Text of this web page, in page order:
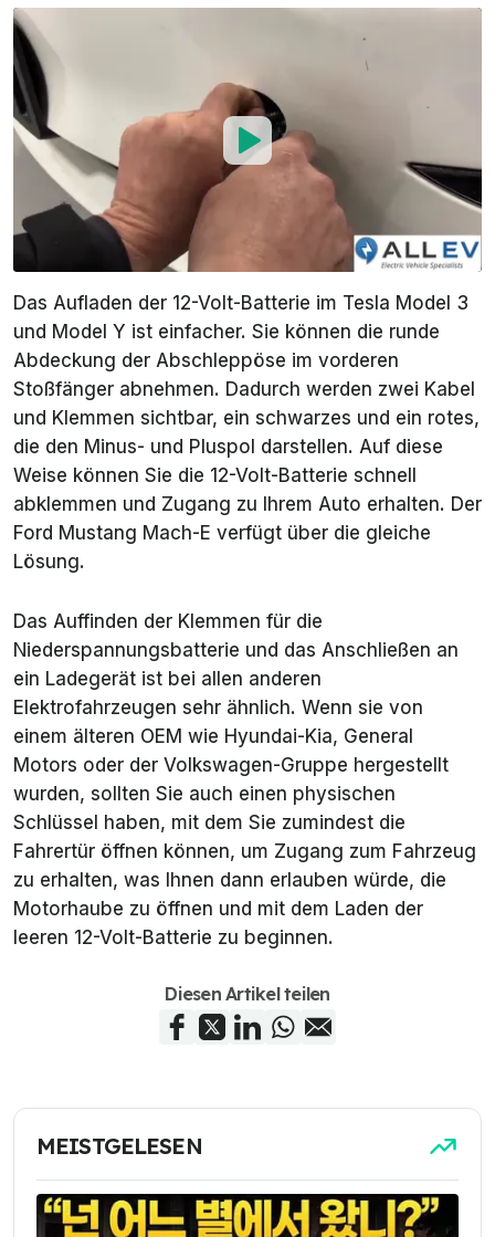
Das Aufladen der 12-Volt-Batterie im Tesla Model 3
und Model Y ist einfacher. Sie können die runde
Abdeckung der Abschleppöse im vorderen
Stoßfänger abnehmen. Dadurch werden zwei Kabel
und Klemmen sichtbar, ein schwarzes und ein rotes,
die den Minus- und Pluspol darstellen. Auf diese
Weise können Sie die 12-Volt-Batterie schnell
abklemmen und Zugang zu Ihrem Auto erhalten. Der
Ford Mustang Mach-E verfügt über die gleiche
Lösung.
Das Auffinden der Klemmen für die
Niederspannungsbatterie und das Anschließen an
ein Ladegerät ist bei allen anderen
Elektrofahrzeugen sehr ähnlich. Wenn sie von
einem älteren OEM wie Hyundai-Kia, General
Motors oder der Volkswagen-Gruppe hergestellt
wurden, sollten Sie auch einen physischen
Schlüssel haben, mit dem Sie zumindest die
Fahrertür öffnen können, um Zugang zum Fahrzeug
zu erhalten, was Ihnen dann erlauben würde, die
Motorhaube zu öffnen und mit dem Laden der
leeren 12-Volt-Batterie zu beginnen.
Diesen Artikel teilen
MEISTGELESEN